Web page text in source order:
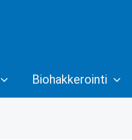
Biohakkerointi